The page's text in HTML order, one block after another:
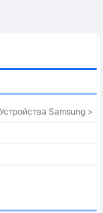
Устройства Samsung >